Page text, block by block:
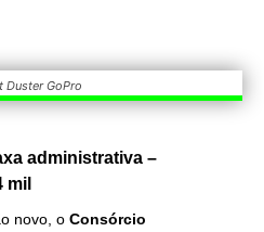
Duster GoPro
administrativa –
mil
novo, o Consórcio